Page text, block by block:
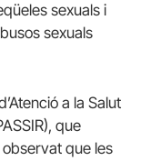
sexuals i
sexuals
a la Salut
que
observat que les